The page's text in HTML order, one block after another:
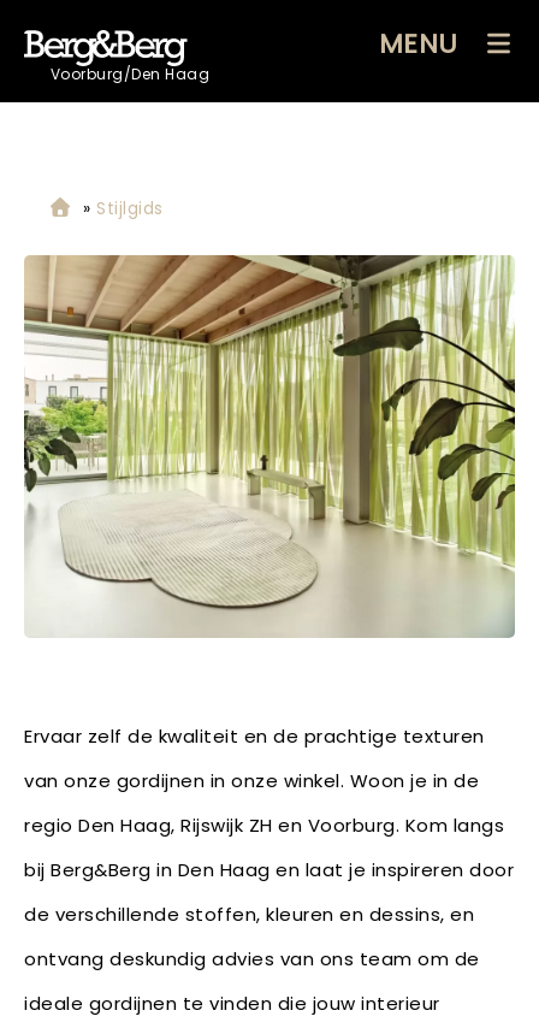
Voorburg/Den Haag
MENU
» Stijlgids
Ervaar zelf de kwaliteit en de prachtige texturen
van onze gordijnen in onze winkel. Woon je in de
regio Den Haag, Rijswijk ZH en Voorburg. Kom langs
bij Berg&Berg in Den Haag en laat je inspireren door
de verschillende stoffen, kleuren en dessins, en
ontvang deskundig advies van ons team om de
ideale gordijnen te vinden die jouw interieur